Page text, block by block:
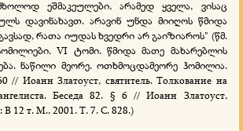
ეშმაკეულები, არამედ ყველა, ვისაც
დავინახავთ. არავინ უნდა მიიღოს წმიდა
რათა იუდას ხვედრი არ გაიზიაროს" (წმ.
VI ტომი. წმიდა მათე მახარებლის
ნაწილი მეორე. ოთხმოცდამეორე ჰომილია.
// Иоанн Златоуст, святитель. Толкование на
Беседа 82. § 6 // Иоанн Златоуст,
В 12 т. М., 2001. Т. 7. С. 828.)